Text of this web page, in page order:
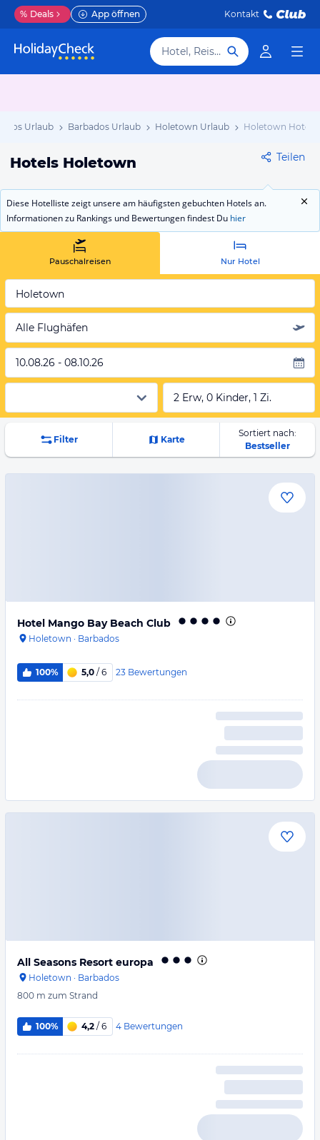
% Deals App öffnen Kontakt
Hotel, Reiseziel
Urlaub Barbados Urlaub Holetown Urlaub Holetown Hotels
Hotels Holetown Teilen
Diese Hotelliste zeigt unsere am häufigsten gebuchten Hotels an.
Informationen zu Rankings und Bewertungen findest Du hier
Pauschalreisen Nur Hotel
Holetown
Alle Flughäfen
10.08.26 - 08.10.26
2 Erw, 0 Kinder, 1 Zi.
Filter Karte
Sortiert nach:
Bestseller
Hotel Mango Bay Beach Club
Holetown · Barbados
100% 5,0 / 6 23 Bewertungen
All Seasons Resort europa
Holetown · Barbados
800 m zum Strand
100% 4,2 / 6 4 Bewertungen